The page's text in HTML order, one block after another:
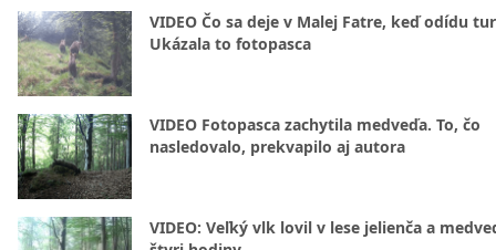
VIDEO Čo sa deje v Malej Fatre, keď odídu
Ukázala to fotopasca
VIDEO Fotopasca zachytila medveďa. To, čo
nasledovalo, prekvapilo aj autora
VIDEO: Veľký vlk lovil v lese jelienča a